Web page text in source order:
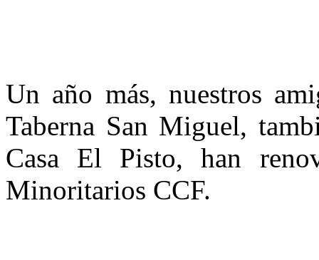
Un año más, nuestros
Taberna San Miguel,
Casa El Pisto, han
Minoritarios CCF.